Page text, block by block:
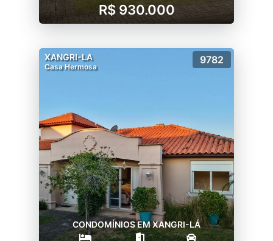
R$ 930.000
XANGRI-LA
Casa Hermosa
9782
CONDOMÍNIOS EM XANGRI-LÁ